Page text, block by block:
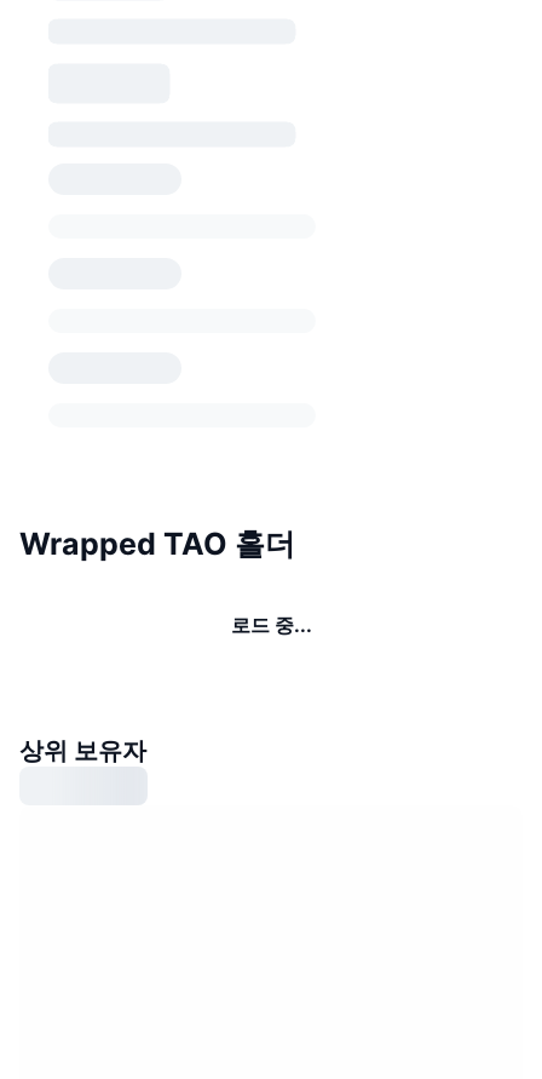
Wrapped TAO 홀더
로드 중...
상위 보유자